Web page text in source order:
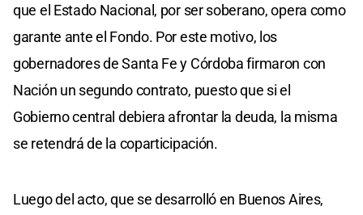
que el Estado Nacional, por ser soberano, opera como
garante ante el Fondo. Por este motivo, los
gobernadores de Santa Fe y Córdoba firmaron con
Nación un segundo contrato, puesto que si el
Gobierno central debiera afrontar la deuda, la misma
se retendrá de la coparticipación.
Luego del acto, que se desarrolló en Buenos Aires,